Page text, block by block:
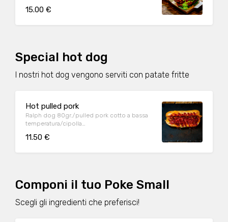
15.00 €
Special hot dog
I nostri hot dog vengono serviti con patate fritte
Hot pulled pork
Ralph dog 80gr./pulled pork cotto a bassa
temperatura/cipolla
bbq
11.50 €
Componi il tuo Poke Small
Scegli gli ingredienti che preferisci!